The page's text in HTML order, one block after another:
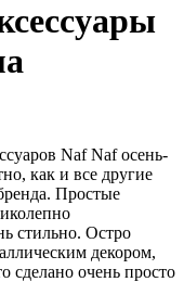
Naf Naf осень-
как и все другие
Простые
стильно. Остро
декором,
сделано очень просто